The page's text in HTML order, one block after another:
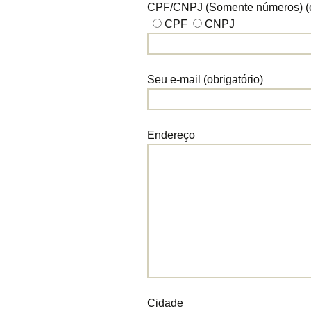
CPF/CNPJ (Somente números)
CPF
CNPJ
Seu e-mail (obrigatório)
Endereço
Cidade